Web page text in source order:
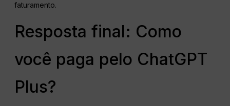
faturamento.
Resposta final: Como
você paga pelo ChatGPT
Plus?